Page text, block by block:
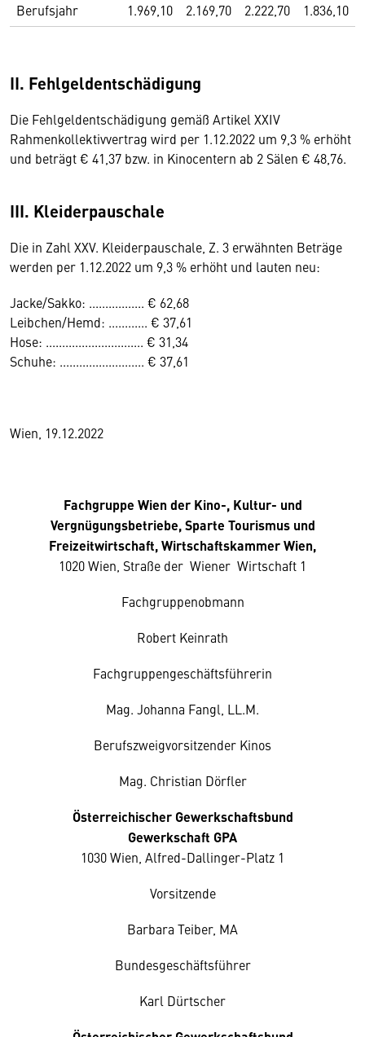
Berufsjahr
1.969,10
2.169,70
2.222,70
1.836,10
II. Fehlgeldentschädigung
Die Fehlgeldentschädigung gemäß Artikel XXIV
Rahmenkollektivvertrag wird per 1.12.2022 um 9,3 % erhöht
und beträgt € 41,37 bzw. in Kinocentern ab 2 Sälen € 48,76.
III. Kleiderpauschale
Die in Zahl XXV. Kleiderpauschale, Z. 3 erwähnten Beträge
werden per 1.12.2022 um 9,3 % erhöht und lauten neu:
Jacke/Sakko: ................. € 62,68
Leibchen/Hemd: ............ € 37,61
Hose: .............................. € 31,34
Schuhe: .......................... € 37,61
Wien, 19.12.2022
Fachgruppe Wien der Kino-, Kultur- und
Vergnügungsbetriebe, Sparte Tourismus und
Freizeitwirtschaft, Wirtschaftskammer Wien,
1020 Wien, Straße der Wiener Wirtschaft 1
Fachgruppenobmann
Robert Keinrath
Fachgruppengeschäftsführerin
Mag. Johanna Fangl, LL.M.
Berufszweigvorsitzender Kinos
Mag. Christian Dörfler
Österreichischer Gewerkschaftsbund
Gewerkschaft GPA
1030 Wien, Alfred-Dallinger-Platz 1
Vorsitzende
Barbara Teiber, MA
Bundesgeschäftsführer
Karl Dürtscher